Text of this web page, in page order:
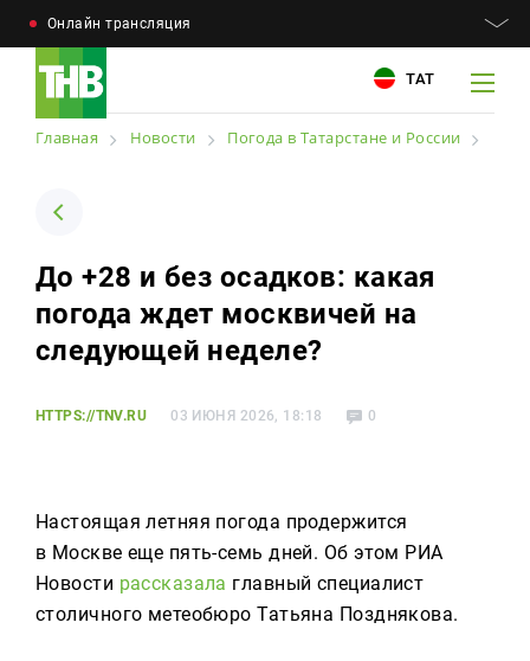
Онлайн трансляция
ТАТ
Новости
Для связи
Для связи
+7 (843) 570−50−00
Главная Новости Погода в Татарстане и России
До +28 и без осадков: какая
погода ждет москвичей на
следующей неделе?
HTTPS://TNV.RU 03 ИЮНЯ 2026, 18:18 0
Настоящая летняя погода продержится
в Москве еще пять-семь дней. Об этом РИА
Новости рассказала главный специалист
столичного метеобюро Татьяна Позднякова.